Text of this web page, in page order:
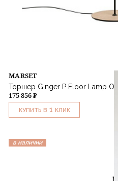
MARSET
Торшер Ginger P Floor Lamp Oak
175 856 ₽
КУПИТЬ В 1 КЛИК
в наличии